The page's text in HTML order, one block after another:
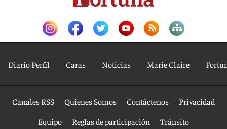
Diario Perfil Caras Noticias Marie Claire
Canales RSS Quienes Somos Contáctenos
Privacidad
Equipo
Reglas de participación Tránsito